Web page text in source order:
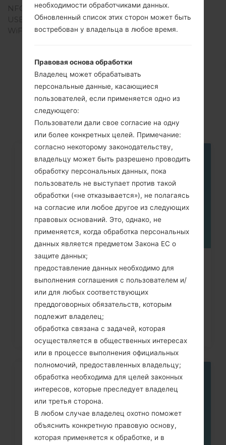
NFC
Нет
USB
USB 1.1
WiFi
-
Cтатьи
LGKG328(LGKG328)
05
Как удалить все данные с
телефона через код на LG
Banter,...
необходимости обработчиками данных.
Обновленный список этих сторон может быть
востребован у владельца в любое время.
Правовая основа обработки
Владелец может обрабатывать
персональные данные, касающиеся
пользователей, если применяется одно из
следующего:
Пользователи дали свое согласие на одну
или более конкретных целей. Примечание:
согласно некоторому законодательству,
владельцу может быть разрешено проводить
обработку персональных данных, пока
пользователь не выступает против такой
обработки («не отказывается»), не полагаясь
на согласие или любое другое из следующих
правовых оснований. Это, однако, не
применяется, когда обработка персональных
данных является предметом Закона ЕС о
защите данных;
предоставление данных необходимо для
выполнения соглашения с пользователем и/
или для любых соответствующих
преддоговорных обязательств, которым
подлежит владелец;
обработка связана с задачей, которая
осуществляется в общественных интересах
или в процессе выполнения официальных
полномочий, предоставленных владельцу;
обработка необходима для целей законных
интересов, которые преследует владелец
или третья сторона.
В любом случае владелец охотно поможет
объяснить конкретную правовую основу,
которая применяется к обработке, и в